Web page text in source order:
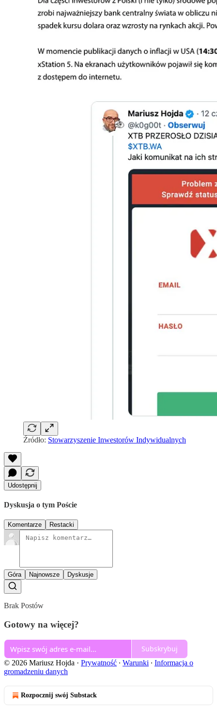
Źródło: Stowarzyszenie Inwestorów Indywidualnych
Udostępnij
Dyskusja o tym Poście
Komentarze Restacki
Góra Najnowsze Dyskusje
Brak Postów
Gotowy na więcej?
Subskrybuj
© 2026 Mariusz Hojda · Prywatność ∙ Warunki ∙ Informacja o
gromadzeniu danych
Rozpocznij swój Substack